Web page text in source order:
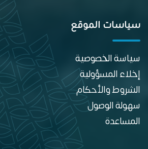
سياسات الموقع
سياسة الخصوصية
إخلاء المسؤولية
الشروط والأحكام
سهولة الوصول
المساعدة